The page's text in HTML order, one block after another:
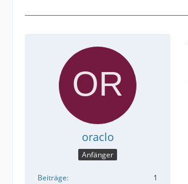
oraclo
Anfänger
Beiträge
1